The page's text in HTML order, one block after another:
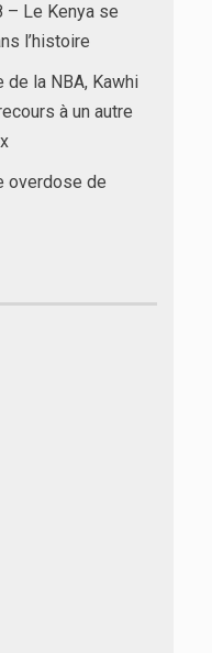
– Le Kenya se
l’histoire
de la NBA, Kawhi
à un autre
overdose de